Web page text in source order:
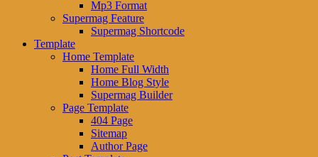
Mp3 Format
Supermag Feature
Supermag Shortcode
Template
Home Template
Home Full Width
Home Blog Style
Supermag Builder
Page Template
404 Page
Sitemap
Author Page